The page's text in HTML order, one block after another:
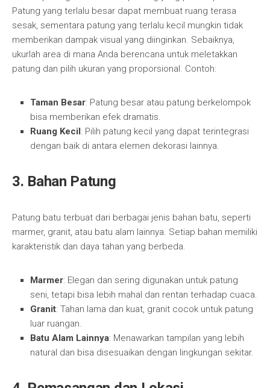
Patung yang terlalu besar dapat membuat ruang terasa
sesak, sementara patung yang terlalu kecil mungkin tidak
memberikan dampak visual yang diinginkan. Sebaiknya,
ukurlah area di mana Anda berencana untuk meletakkan
patung dan pilih ukuran yang proporsional. Contoh:
Taman Besar: Patung besar atau patung berkelompok
bisa memberikan efek dramatis.
Ruang Kecil: Pilih patung kecil yang dapat terintegrasi
dengan baik di antara elemen dekorasi lainnya.
3. Bahan Patung
Patung batu terbuat dari berbagai jenis bahan batu, seperti
marmer, granit, atau batu alam lainnya. Setiap bahan memiliki
karakteristik dan daya tahan yang berbeda.
Marmer: Elegan dan sering digunakan untuk patung
seni, tetapi bisa lebih mahal dan rentan terhadap cuaca.
Granit: Tahan lama dan kuat, granit cocok untuk patung
luar ruangan.
Batu Alam Lainnya: Menawarkan tampilan yang lebih
natural dan bisa disesuaikan dengan lingkungan sekitar.